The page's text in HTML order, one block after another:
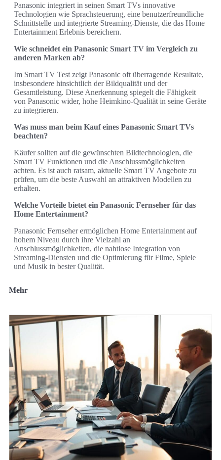
Panasonic integriert in seinen Smart TVs innovative
Technologien wie Sprachsteuerung, eine benutzerfreundliche
Schnittstelle und integrierte Streaming-Dienste, die das Home
Entertainment Erlebnis bereichern.
Wie schneidet ein Panasonic Smart TV im Vergleich zu
anderen Marken ab?
Im Smart TV Test zeigt Panasonic oft überragende Resultate,
insbesondere hinsichtlich der Bildqualität und der
Gesamtleistung. Diese Anerkennung spiegelt die Fähigkeit
von Panasonic wider, hohe Heimkino-Qualität in seine Geräte
zu integrieren.
Was muss man beim Kauf eines Panasonic Smart TVs
beachten?
Käufer sollten auf die gewünschten Bildtechnologien, die
Smart TV Funktionen und die Anschlussmöglichkeiten
achten. Es ist auch ratsam, aktuelle Smart TV Angebote zu
prüfen, um die beste Auswahl an attraktiven Modellen zu
erhalten.
Welche Vorteile bietet ein Panasonic Fernseher für das
Home Entertainment?
Panasonic Fernseher ermöglichen Home Entertainment auf
hohem Niveau durch ihre Vielzahl an
Anschlussmöglichkeiten, die nahtlose Integration von
Streaming-Diensten und die Optimierung für Filme, Spiele
und Musik in bester Qualität.
Mehr